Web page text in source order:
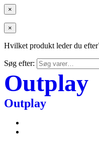
×
×
Hvilket produkt leder du
Søg efter:
Outplay
Outplay